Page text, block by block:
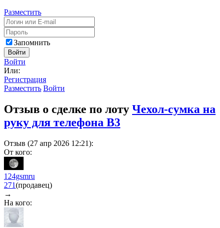
Разместить
Запомнить
Войти
Войти
Или:
Регистрация
Разместить Войти
Отзыв о сделке по лоту Чехол-сумка на
руку для телефона B3
Отзыв (27 апр 2026 12:21):
От кого:
124gsmru
271(продавец)
→
На кого: